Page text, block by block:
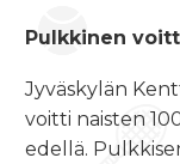
Pulkkinen
Jyväskylän
voitti naisten
edellä.